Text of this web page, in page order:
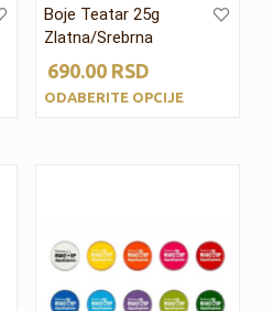
Boje Teatar 25g
Zlatna/Srebrna
690.00RSD
ODABERITE OPCIJE